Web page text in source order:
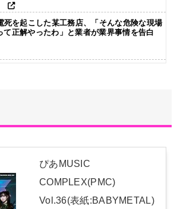
死を起こした某工務店、「そんな危険な現場
て正解やったわ」と業者が業界事情を告白
ｗｗｗｗｗｗｗｗｗｗｗｗｗｗｗｗｗｗｗ
罰ゲームのセミをずっと気にしてたｗ【乃木
罰ゲームのセミをずっと気にしてたｗ【乃木
ぴあMUSIC
COMPLEX(PMC)
Vol.36(表紙:BABYMETAL)